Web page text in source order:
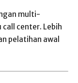
multi-
center. Lebih
pelatihan awal